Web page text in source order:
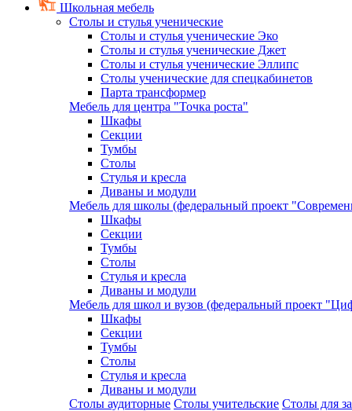
Школьная мебель
Столы и стулья ученические
Столы и стулья ученические Эко
Столы и стулья ученические Джет
Столы и стулья ученические Эллипс
Столы ученические для спецкабинетов
Парта трансформер
Мебель для центра "Точка роста"
Шкафы
Секции
Тумбы
Столы
Стулья и кресла
Диваны и модули
Мебель для школы (федеральный проект
Шкафы
Секции
Тумбы
Столы
Стулья и кресла
Диваны и модули
Мебель для школ и вузов (федеральный проект
Шкафы
Секции
Тумбы
Столы
Стулья и кресла
Диваны и модули
Столы аудиторные Столы учительские Столы для